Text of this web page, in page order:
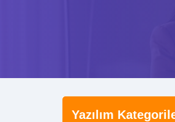
Yazılım